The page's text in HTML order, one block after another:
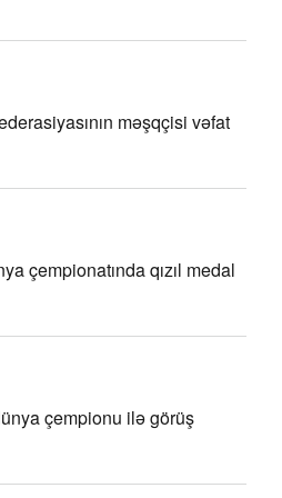
məşqçisi vəfat
çempionatında qızıl medal
çempionu ilə görüş